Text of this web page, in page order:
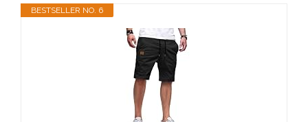
BESTSELLER NO. 6